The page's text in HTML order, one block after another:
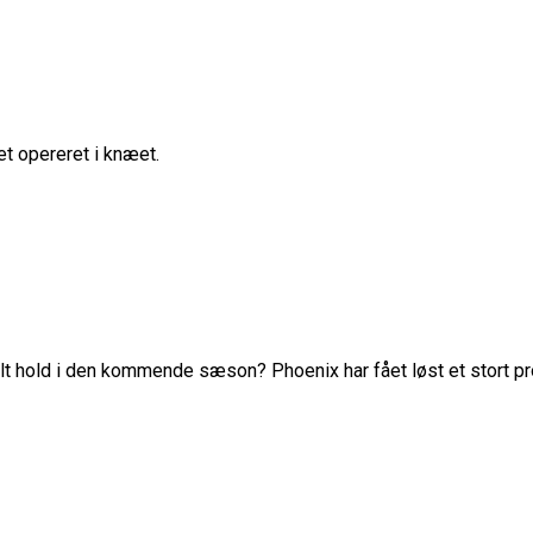
opereret i knæet.
hold i den kommende sæson? Phoenix har fået løst et stort